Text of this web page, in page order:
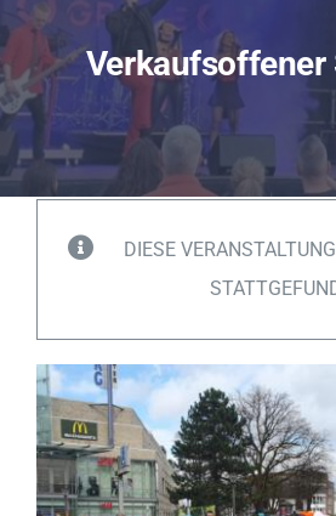
News
Events
Impressionen
Über uns
SUCHE
NACH:
Verkaufsoffener
DIESE